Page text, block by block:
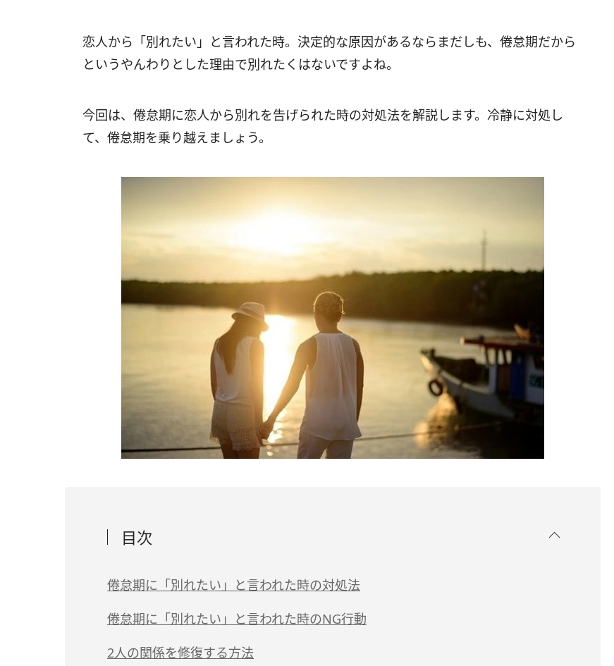
恋人から「別れたい」と言われた時。決定的な原因があるならまだしも、倦怠期だから
というやんわりとした理由で別れたくはないですよね。
今回は、倦怠期に恋人から別れを告げられた時の対処法を解説します。冷静に対処し
て、倦怠期を乗り越えましょう。
目次
倦怠期に「別れたい」と言われた時の対処法
倦怠期に「別れたい」と言われた時のNG行動
2人の関係を修復する方法